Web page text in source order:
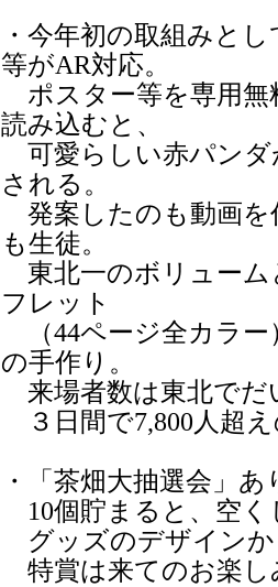
・今年初の取組みと
等がAR対応。
ポスター等を専用無
読み込むと、
可愛らしい赤パンダ
される。
発案したのも動画を
も生徒。
東北一のボリューム
フレット
（44ページ全カラー
の手作り。
来場者数は東北でだ
３日間で7,800人超
・「茶畑大抽選会」
10個貯まると、空く
グッズのデザインか
特賞は来てのお楽し